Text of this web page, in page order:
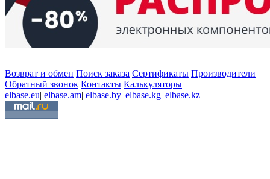
Возврат и обмен Поиск заказа Сертификаты Производители
Обратный звонок Контакты Калькуляторы
elbase.eu| elbase.am| elbase.by| elbase.kg| elbase.kz